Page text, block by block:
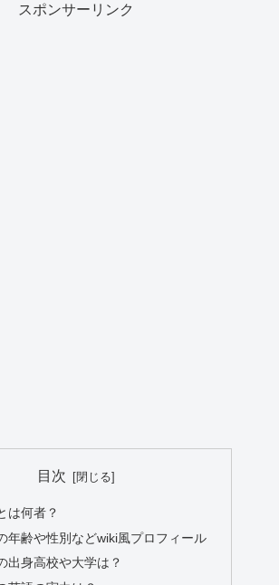
スポンサーリンク
目次
は何者？
年齢や性別などwiki風プロフィール
出身高校や大学は？